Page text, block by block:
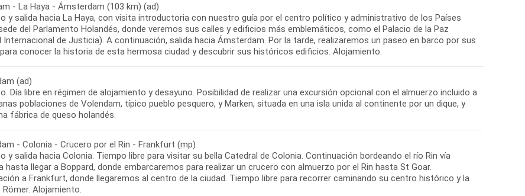
- La Haya - Ámsterdam (103 km) (ad)
y salida hacia La Haya, con visita introductoria con nuestro guía por el centro político y administrativo de los Países
del Parlamento Holandés, donde veremos sus calles y edificios más emblemáticos, como el Palacio de la Paz
Internacional de Justicia). A continuación, salida hacia Ámsterdam. Por la tarde, realizaremos un paseo en barco por sus
(ad)
Día libre en régimen de alojamiento y desayuno. Posibilidad de realizar una excursión opcional con el almuerzo incluido a
poblaciones de Volendam, típico pueblo pesquero, y Marken, situada en una isla unida al continente por un dique, y
- Colonia - Crucero por el Rin - Frankfurt (mp)
y salida hacia Colonia. Tiempo libre para visitar su bella Catedral de Colonia. Continuación bordeando el río Rin vía
hasta llegar a Boppard, donde embarcaremos para realizar un crucero con almuerzo por el Rin hasta St Goar.
a Frankfurt, donde llegaremos al centro de la ciudad. Tiempo libre para recorrer caminando su centro histórico y la